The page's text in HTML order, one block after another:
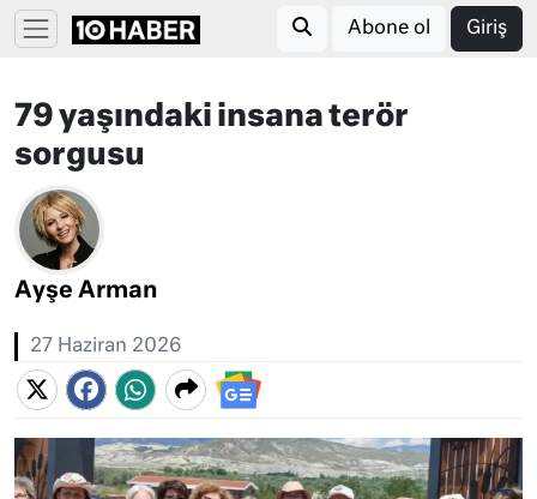
Abone ol Giriş
79 yaşındaki insana terör
sorgusu
Ayşe Arman
27 Haziran 2026